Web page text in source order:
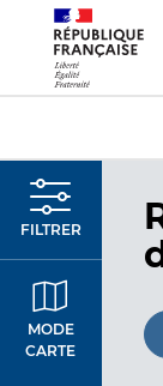
FILTRER
MODE
CARTE
Panneau de gestion